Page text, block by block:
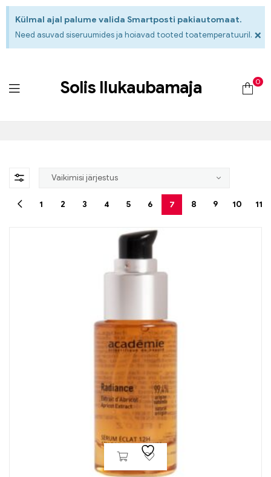
Külmal ajal palume valida Smartposti pakiautomaat.
Need asuvad siseruumides ja hoiavad tooted toatemperatuuril. ×
Solis Ilukaubamaja 0
1 2 3 4 5 6 7 8 9 10 11